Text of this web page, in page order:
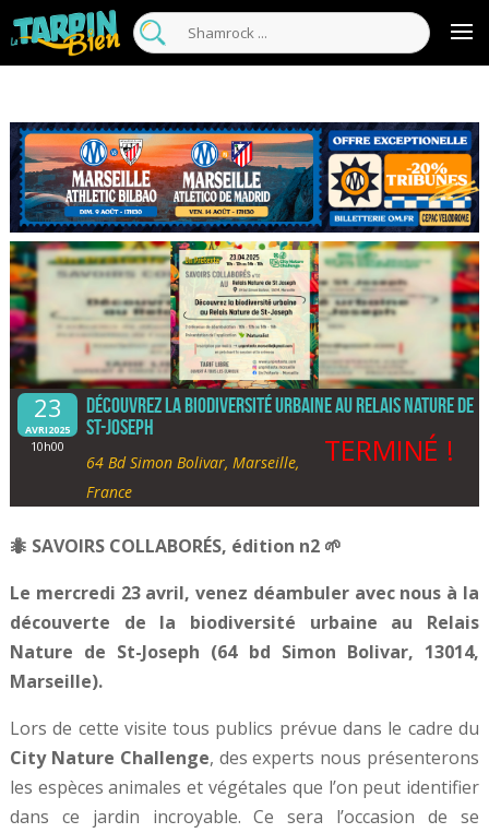
23
AVRI2025
10h00
Découvrez la biodiversité urbaine au Relais Nature de
St-Joseph
TERMINÉ !
64 Bd Simon Bolivar, Marseille,
France
🐜 SAVOIRS COLLABORÉS, édition n2 🌱
Le mercredi 23 avril, venez déambuler avec nous à la
découverte de la biodiversité urbaine au Relais
Nature de St-Joseph (64 bd Simon Bolivar, 13014,
Marseille).
Lors de cette visite tous publics prévue dans le cadre du
City Nature Challenge, des experts nous présenterons
les espèces animales et végétales que l’on peut identifier
dans ce jardin incroyable. Ce sera l’occasion de se